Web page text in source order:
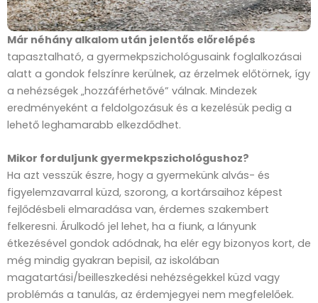
Már néhány alkalom után jelentős előrelépés
tapasztalható, a gyermekpszichológusaink foglalkozásai
alatt a gondok felszínre kerülnek, az érzelmek előtörnek, így
a nehézségek „hozzáférhetővé” válnak. Mindezek
eredményeként a feldolgozásuk és a kezelésük pedig a
lehető leghamarabb elkezdődhet.
Mikor forduljunk gyermekpszichológushoz?
Ha azt vesszük észre, hogy a gyermekünk alvás- és
figyelemzavarral küzd, szorong, a kortársaihoz képest
fejlődésbeli elmaradása van, érdemes szakembert
felkeresni. Árulkodó jel lehet, ha a fiunk, a lányunk
étkezésével gondok adódnak, ha elér egy bizonyos kort, de
még mindig gyakran bepisil, az iskolában
magatartási/beilleszkedési nehézségekkel küzd vagy
problémás a tanulás, az érdemjegyei nem megfelelőek.